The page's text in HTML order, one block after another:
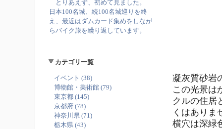
とりあえず、初めて見ました。
日本100名城、続100名城巡りを終
え、最近はダムカード集めをしなが
らバイク旅を繰り返しています。
カテゴリ一覧
イベント (38)
博物館・美術館 (79)
東京都 (145)
京都府 (78)
神奈川県 (71)
栃木県 (43)
凝灰質砂岩
この光景は
クルの住居
くはありま
横穴は深緑